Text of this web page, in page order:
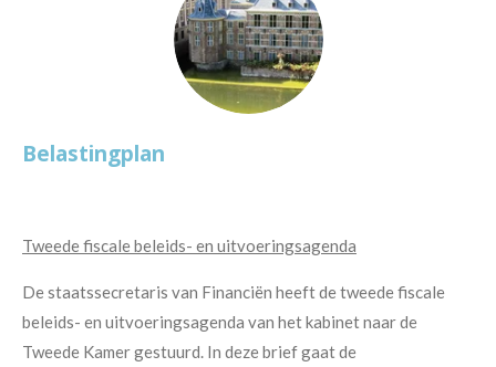
Belastingplan
Tweede fiscale beleids- en uitvoeringsagenda
De staatssecretaris van Financiën heeft de tweede fiscale
beleids- en uitvoeringsagenda van het kabinet naar de
Tweede Kamer gestuurd. In deze brief gaat de